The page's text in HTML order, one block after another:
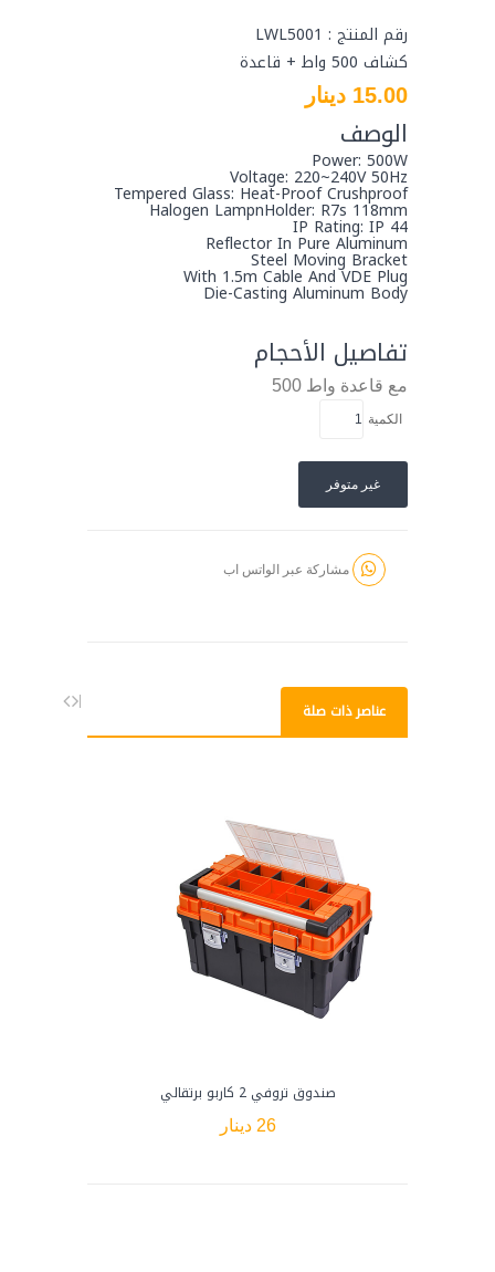
رقم المنتج : LWL5001
كشاف 500 واط + قاعدة
15.00 دينار
الوصف
Power: 500W
Voltage: 220~240V 50Hz
Tempered Glass: Heat-Proof Crushproof
Halogen LampnHolder: R7s 118mm
IP Rating: IP 44
Reflector In Pure Aluminum
Steel Moving Bracket
With 1.5m Cable And VDE Plug
Die-Casting Aluminum Body
تفاصيل الأحجام
مع قاعدة واط 500
الكمية
غير متوفر
مشاركة عبر الواتس اب
عناصر ذات صلة
صندوق تروفي 2 كاربو برتقالي
26 دينار